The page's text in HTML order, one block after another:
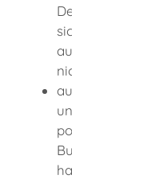
Deutschland
sich sonst
aufgehalten
nicht länger als
aus anderen
unmittelbar
politischen
Bundesrepublik
haben und von